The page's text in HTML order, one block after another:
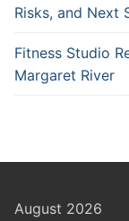
Risks, and Next
Fitness Studio
Margaret River
August 2026